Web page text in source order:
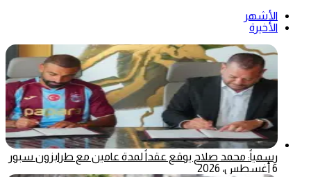
الأشهر
الأخيرة
رسمياً: محمد صلاح يوقع عقداً لمدة عامين مع طرابزون سبور
6 أغسطس، 2026